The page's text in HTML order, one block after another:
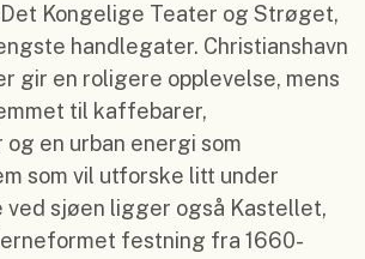
Det Kongelige Teater og Strøget,
handlegater. Christianshavn
gir en roligere opplevelse, mens
til kaffebarer,
en urban energi som
som vil utforske litt under
ved sjøen ligger også Kastellet,
festning fra 1660-